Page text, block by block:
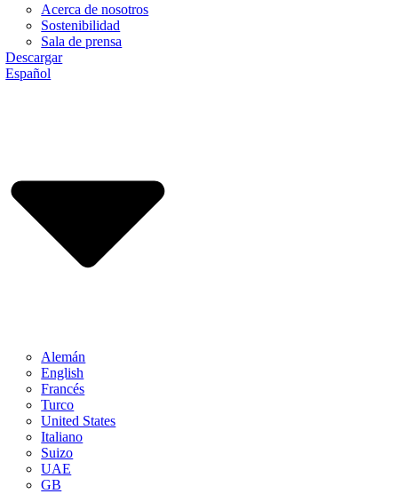
Acerca de nosotros
Sostenibilidad
Sala de prensa
Descargar
Español
Alemán
English
Francés
Turco
United States
Italiano
Suizo
UAE
GB